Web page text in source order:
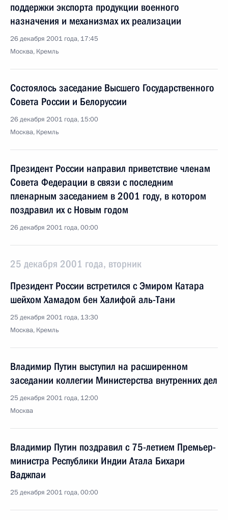
поддержки экспорта продукции военного
назначения и механизмах их реализации
26 декабря 2001 года, 17:45
Москва, Кремль
Состоялось заседание Высшего Государственного
Совета России и Белоруссии
26 декабря 2001 года, 15:00
Москва, Кремль
Президент России направил приветствие членам
Совета Федерации в связи с последним
пленарным заседанием в 2001 году, в котором
поздравил их с Новым годом
26 декабря 2001 года, 00:00
25 декабря 2001 года, вторник
Президент России встретился с Эмиром Катара
шейхом Хамадом бен Халифой аль-Тани
25 декабря 2001 года, 13:30
Москва, Кремль
Владимир Путин выступил на расширенном
заседании коллегии Министерства внутренних дел
25 декабря 2001 года, 12:00
Москва
Владимир Путин поздравил с 75-летием Премьер-
министра Республики Индии Атала Бихари
Ваджпаи
25 декабря 2001 года, 00:00